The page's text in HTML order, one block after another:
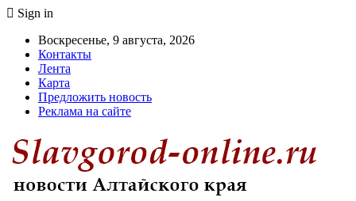
Sign in
Воскресенье, 9 августа, 2026
Контакты
Лента
Карта
Предложить новость
Реклама на сайте